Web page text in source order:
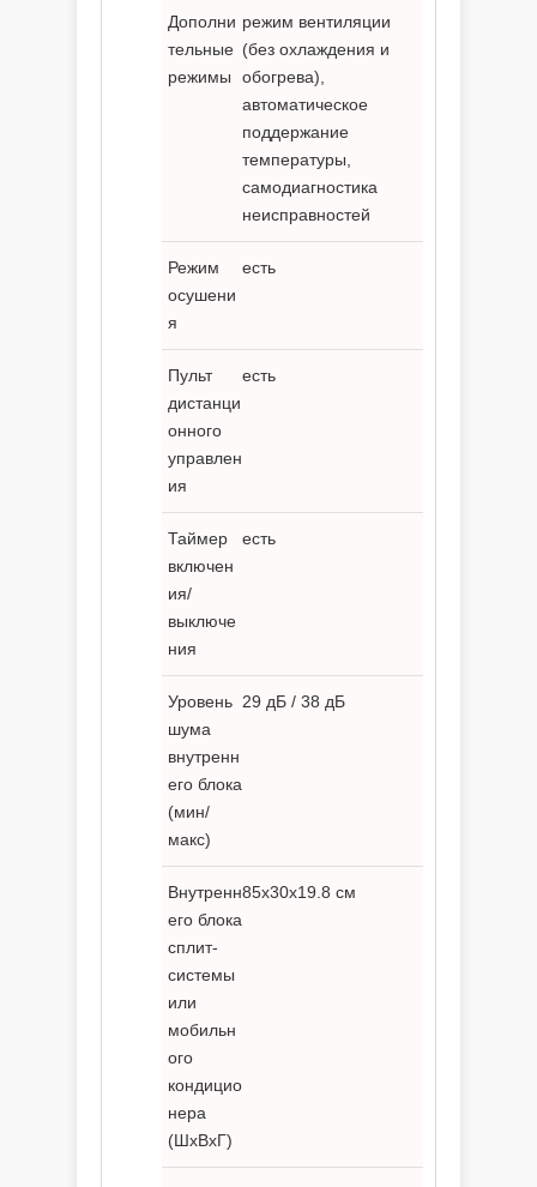
Дополни
тельные
режимы
режим вентиляции
(без охлаждения и
обогрева),
автоматическое
поддержание
температуры,
самодиагностика
неисправностей
Режим
осушени
я
есть
Пульт
дистанци
онного
управлен
ия
есть
Таймер
включен
ия/
выключе
ния
есть
Уровень
шума
внутренн
его блока
(мин/
макс)
29 дБ / 38 дБ
Внутренн
его блока
сплит-
системы
или
мобильн
ого
кондицио
нера
(ШxВxГ)
85x30x19.8 см